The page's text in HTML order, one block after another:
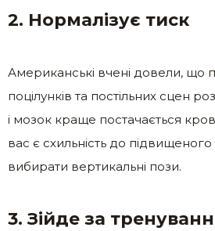
2. Нормалізує тиск
Американські вчені довели, що
поцілунків та постільних сцен
і мозок краще постачається
вас є схильність до
вибирати вертикальні пози.
3. Зійде за